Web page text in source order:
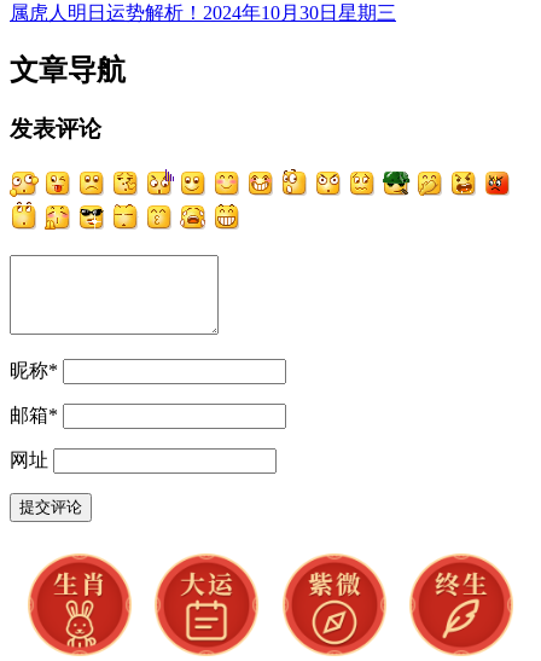
属虎人明日运势解析！2024年10月30日星期三
文章导航
发表评论
昵称*
邮箱*
网址